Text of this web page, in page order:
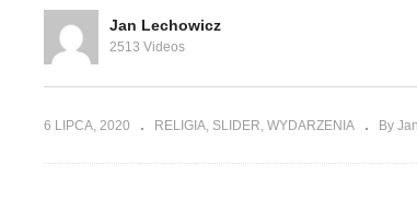
Jan Lechowicz
2513 Videos
6 LIPCA, 2020 RELIGIA SLIDER WYDARZENIA By